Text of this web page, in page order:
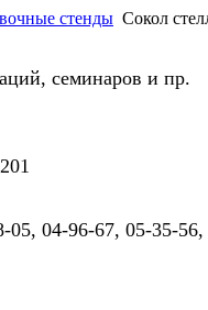
стенды Сокол
семинаров и пр.
05, 04-96-67, 05-35-56,